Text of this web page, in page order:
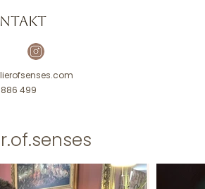
499